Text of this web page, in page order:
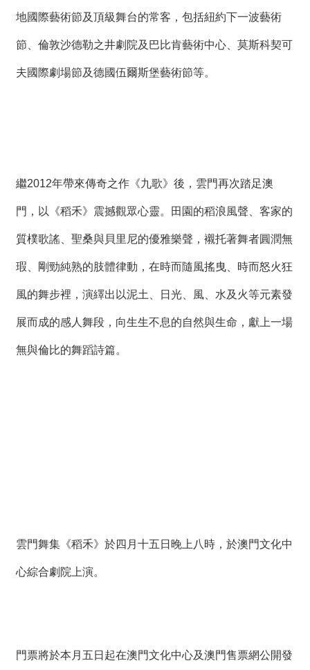
地國際藝術節及頂級舞台的常客，包括紐約下一波藝術
節、倫敦沙德勒之井劇院及巴比肯藝術中心、莫斯科契可
夫國際劇場節及德國伍爾斯堡藝術節等。
繼2012年帶來傳奇之作《九歌》後，雲門再次踏足澳
門，以《稻禾》震撼觀眾心靈。田園的稻浪風聲、客家的
質樸歌謠、聖桑與貝里尼的優雅樂聲，襯托著舞者圓潤無
瑕、剛勁純熟的肢體律動，在時而隨風搖曳、時而怒火狂
風的舞步裡，演繹出以泥土、日光、風、水及火等元素發
展而成的感人舞段，向生生不息的自然與生命，獻上一場
無與倫比的舞蹈詩篇。
雲門舞集《稻禾》於四月十五日晚上八時，於澳門文化中
心綜合劇院上演。
門票將於本月五日起在澳門文化中心及澳門售票網公開發